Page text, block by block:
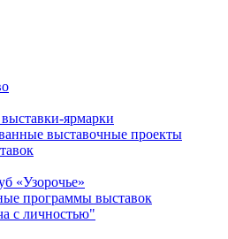
ярмарки
выставочные проекты
«Узорочье»
программы выставок
с личностью"